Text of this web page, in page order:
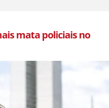
mata policiais no